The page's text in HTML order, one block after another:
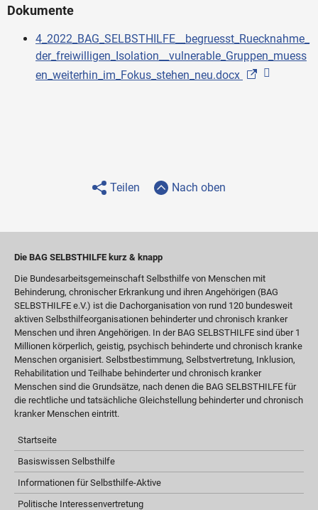
Dokumente
4_2022_BAG_SELBSTHILFE__begruesst_Ruecknahme_
der_freiwilligen_Isolation__vulnerable_Gruppen_muess
en_weiterhin_im_Fokus_stehen_neu.docx
Teilen Nach oben
Die BAG SELBSTHILFE kurz & knapp
Die Bundesarbeitsgemeinschaft Selbsthilfe von Menschen mit
Behinderung, chronischer Erkrankung und ihren Angehörigen (BAG
SELBSTHILFE e.V.) ist die Dachorganisation von rund 120 bundesweit
aktiven Selbsthilfeorganisationen behinderter und chronisch kranker
Menschen und ihren Angehörigen. In der BAG SELBSTHILFE sind über 1
Millionen körperlich, geistig, psychisch behinderte und chronisch kranke
Menschen organisiert. Selbstbestimmung, Selbstvertretung, Inklusion,
Rehabilitation und Teilhabe behinderter und chronisch kranker
Menschen sind die Grundsätze, nach denen die BAG SELBSTHILFE für
die rechtliche und tatsächliche Gleichstellung behinderter und chronisch
kranker Menschen eintritt.
Startseite
Basiswissen Selbsthilfe
Informationen für Selbsthilfe-Aktive
Politische Interessenvertretung